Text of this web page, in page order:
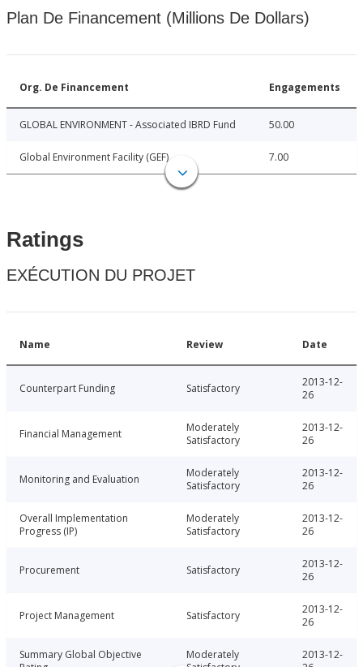
Plan De Financement (Millions De Dollars)
Org. De Financement Engagements
GLOBAL ENVIRONMENT - Associated IBRD Fund 50.00
Global Environment Facility (GEF) 7.00
Ratings
EXÉCUTION DU PROJET
Name Review Date
Counterpart Funding Satisfactory
2013-12-
26
Financial Management
Moderately
Satisfactory
2013-12-
26
Monitoring and Evaluation
Moderately
Satisfactory
2013-12-
26
Overall Implementation
Progress (IP)
Moderately
Satisfactory
2013-12-
26
Procurement Satisfactory
2013-12-
26
Project Management Satisfactory
2013-12-
26
Summary Global Objective
Moderately
2013-12-